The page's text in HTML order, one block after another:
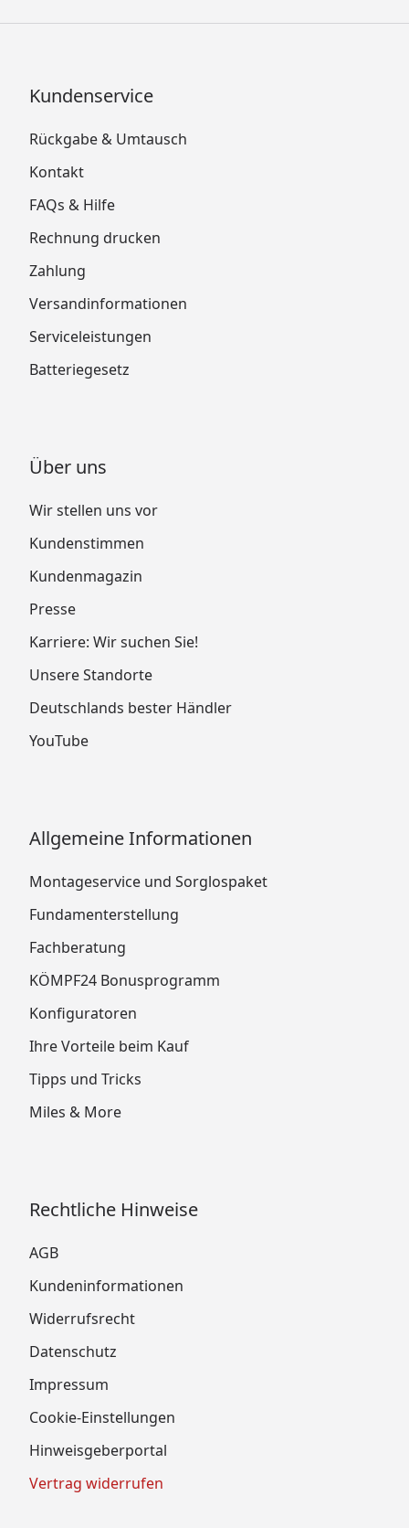
Kundenservice
Rückgabe & Umtausch
Kontakt
FAQs & Hilfe
Rechnung drucken
Zahlung
Versandinformationen
Serviceleistungen
Batteriegesetz
Über uns
Wir stellen uns vor
Kundenstimmen
Kundenmagazin
Presse
Karriere: Wir suchen Sie!
Unsere Standorte
Deutschlands bester Händler
YouTube
Allgemeine Informationen
Montageservice und Sorglospaket
Fundamenterstellung
Fachberatung
KÖMPF24 Bonusprogramm
Konfiguratoren
Ihre Vorteile beim Kauf
Tipps und Tricks
Miles & More
Rechtliche Hinweise
AGB
Kundeninformationen
Widerrufsrecht
Datenschutz
Impressum
Cookie-Einstellungen
Hinweisgeberportal
Vertrag widerrufen